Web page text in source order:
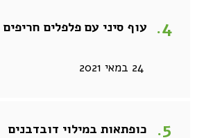
עוף סיני עם פלפלים חריפים
24 במאי 2021
כופתאות במילוי דובדבנים